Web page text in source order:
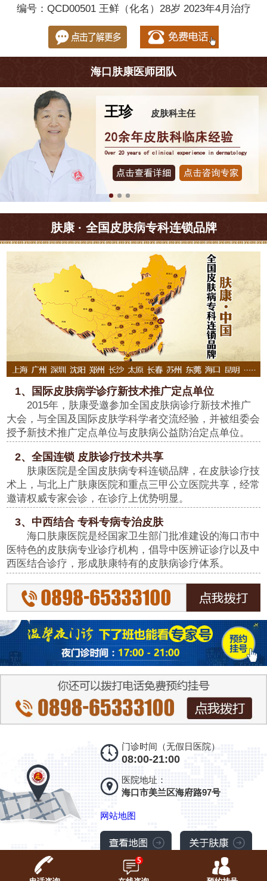
编号：QCD00501 王鲜（化名）28岁 2023年4月治疗
海口肤康医师团队
王珍 皮肤科主任
肤康 · 全国皮肤病专科连锁品牌
1、国际皮肤病学诊疗新技术推广定点单位
2015年，肤康受邀参加全国皮肤病诊疗新技术推广
大会，与全国及国际皮肤学科学者交流经验，并被组委会
授予新技术推广定点单位与皮肤病公益防治定点单位。
2、全国连锁 皮肤诊疗技术共享
肤康医院是全国皮肤病专科连锁品牌，在皮肤诊疗技
术上，与北上广肤康医院和重点三甲公立医院共享，经常
邀请权威专家会诊，在诊疗上优势明显。
3、中西结合 专科专病专治皮肤
海口肤康医院是经国家卫生部门批准建设的海口市中
医特色的皮肤病专业诊疗机构，倡导中医辨证诊疗以及中
西医结合诊疗，形成肤康特有的皮肤病诊疗体系。
门诊时间（无假日医院）
08:00-21:00
医院地址：
海口市美兰区海府路97号
网站地图